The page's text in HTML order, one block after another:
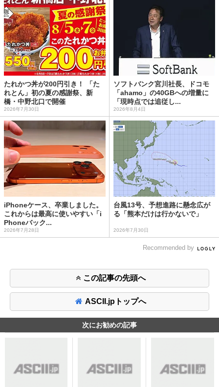
たれかつ丼が200円引き！ 「た
れとん」初の夏の感謝祭、新
橋・中野北口で開催
2026年7月30日
ソフトバンク宮川社長、ドコモ
「ahamo」の40GBへの増量に
「現時点では追従し...
2026年8月4日
iPhoneケース、卒業しました。
これからは最高に使いやすい「i
Phoneバック...
2026年7月28日
台風13号、予想進路に懸念広が
る「熊本だけは行かないで」
2026年7月30日
Recommended by
この記事の先頭へ
ASCII.jpトップへ
次にお勧めの記事